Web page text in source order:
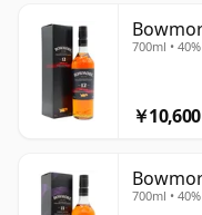
700ml • 40%
￥10,600
700ml • 40%